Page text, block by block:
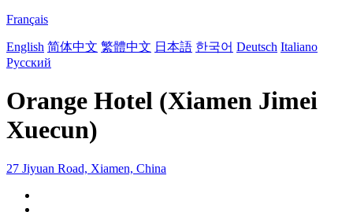
Français
English 简体中文 繁體中文 日本語 한국어 Deutsch Italiano
Русский
Orange Hotel (Xiamen Jimei
Xuecun)
27 Jiyuan Road, Xiamen, China